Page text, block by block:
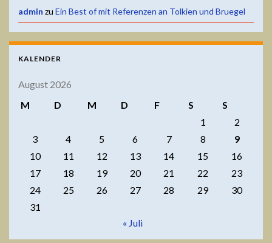
admin zu Ein Best of mit Referenzen an Tolkien und Bruegel
KALENDER
August 2026
M
D M D F S
S
1
2
3
4 5 6 7 8
9
10
11 12 13 14 15
16
17
18 19 20 21 22
23
24
25 26 27 28 29
30
31
« Juli